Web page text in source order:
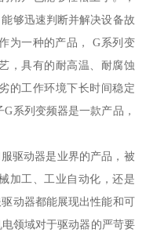
够迅速判断并解决设备故
为一种的产品， G系列变
，具有的耐高温、耐腐蚀
的工作环境下长时间稳定
系列变频器是一款产品，
动器是业界的产品，被
加工、工业自动化，还是
动器都能展现出性能和可
领域对于驱动器的严苛要